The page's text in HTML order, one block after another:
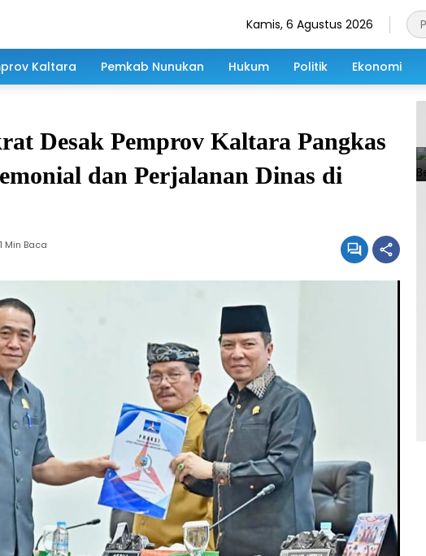
Kamis, 6 Agustus 2026
Kaltara Pemkab Nunukan Hukum Politik Ekonomi
Desak Pemprov Kaltara Pangkas
dan Perjalanan Dinas di
1 Min Baca